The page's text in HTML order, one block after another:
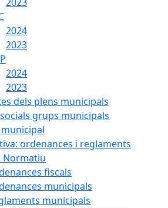
2024
2023
2024
2023
dels plens municipals
grups municipals
ordenances i reglaments
Normatiu
fiscals
municipals
municipals